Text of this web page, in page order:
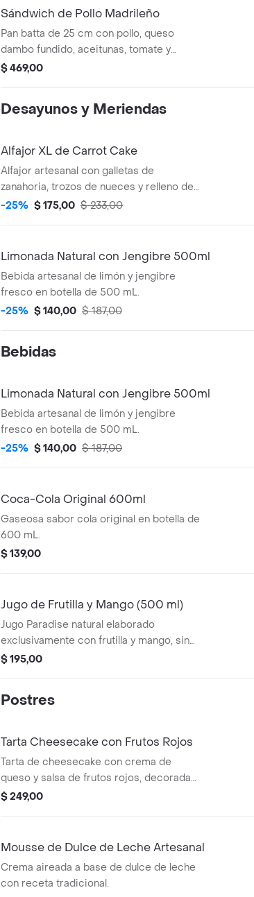
Sándwich de Pollo Madrileño
Pan batta de 25 cm con pollo, queso
dambo fundido, aceitunas, tomate y
rúcula.
$ 469,00
Desayunos y Meriendas
Alfajor XL de Carrot Cake
Alfajor artesanal con galletas de
zanahoria, trozos de nueces y relleno de
frosting de crema.
-25% $ 175,00 $ 233,00
Limonada Natural con Jengibre 500ml
Bebida artesanal de limón y jengibre
fresco en botella de 500 mL.
-25% $ 140,00 $ 187,00
Bebidas
Limonada Natural con Jengibre 500ml
Bebida artesanal de limón y jengibre
fresco en botella de 500 mL.
-25% $ 140,00 $ 187,00
Coca-Cola Original 600ml
Gaseosa sabor cola original en botella de
600 mL.
$ 139,00
Jugo de Frutilla y Mango (500 ml)
Jugo Paradise natural elaborado
exclusivamente con frutilla y mango, sin
azúcar agregado.
$ 195,00
Postres
Tarta Cheesecake con Frutos Rojos
Tarta de cheesecake con crema de
queso y salsa de frutos rojos, decorada
mermelada de frutos rojos
$ 249,00
Mousse de Dulce de Leche Artesanal
Crema aireada a base de dulce de leche
con receta tradicional.